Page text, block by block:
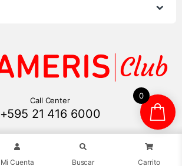
Call Center
+595 21 416 6000
Mi Cuenta Buscar Carrito
0